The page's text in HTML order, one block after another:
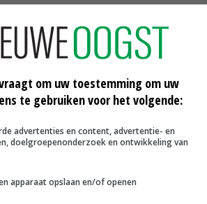
brand Molenaarsgraaf
04-10-2018
Dierenactivisten leveren geen bewijs
ernstige bedreiging
RIVM: brand afvalberg levert geen
om uw toestemming om uw
te gebruiken voor het volgende:
advertenties en content, advertentie- en
doelgroepenonderzoek en ontwikkeling van
apparaat opslaan en/of openen